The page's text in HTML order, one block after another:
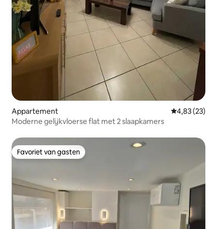
Appartement Gemiddelde
4,83 (23)
Moderne gelijkvloerse flat met 2 slaapkamers
Favoriet van gasten
Favoriet van gasten